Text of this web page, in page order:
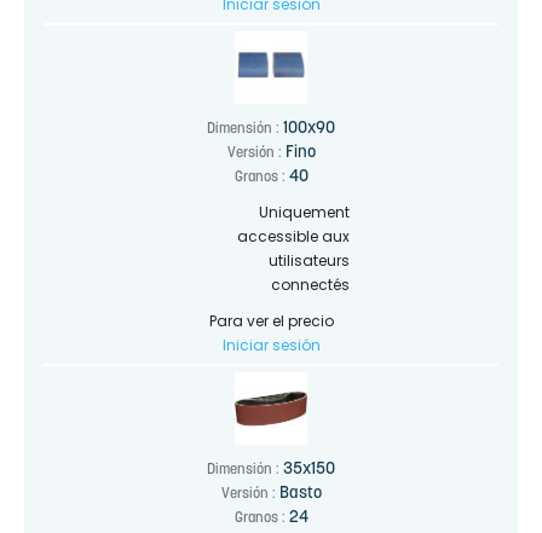
Dimensión : 100x90
Versión : Fino
Granos : 40
Uniquement
accessible aux
utilisateurs
connectés
Para ver el precio
Iniciar sesión
Dimensión : 35x150
Versión : Basto
Granos : 24